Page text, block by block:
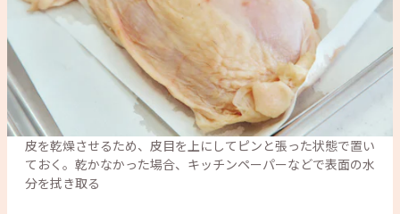
皮を乾燥させるため、皮目を上にしてピンと張った状態で置い
ておく。乾かなかった場合、キッチンペーパーなどで表面の水
分を拭き取る